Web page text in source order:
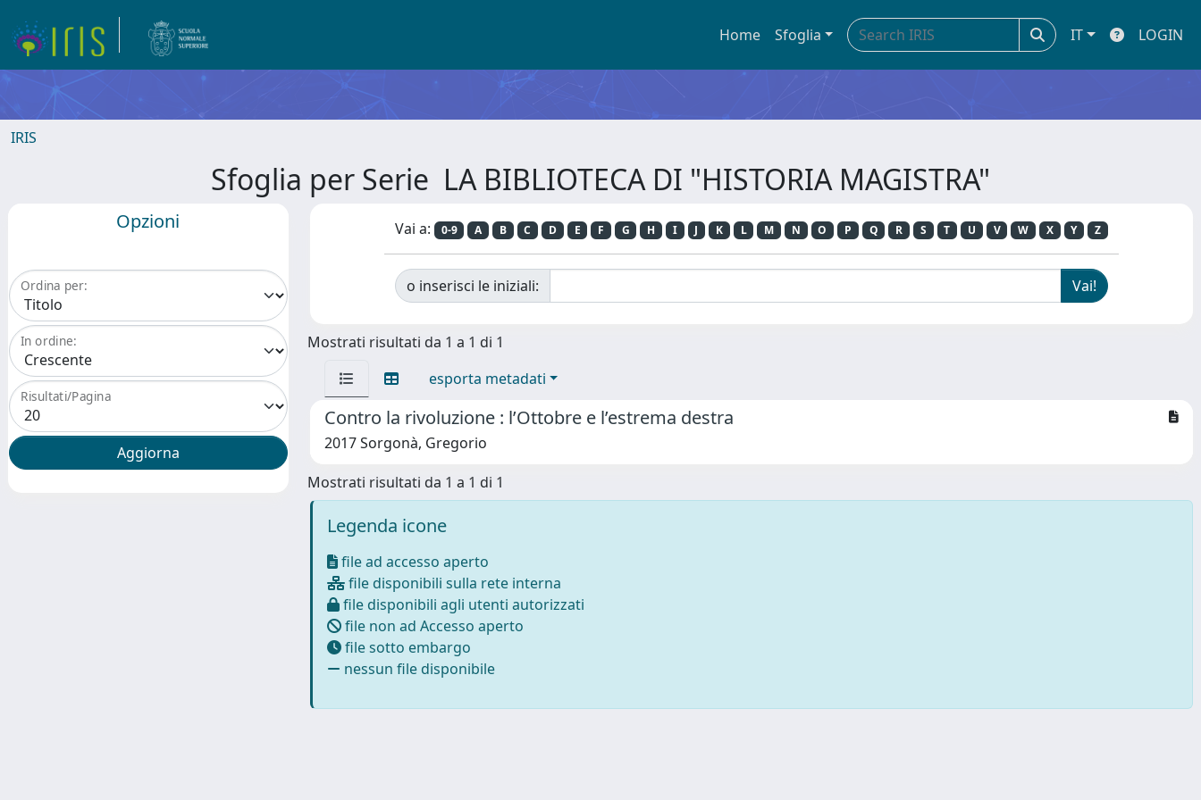
Home Sfoglia IT LOGIN
IRIS
Sfoglia per Serie LA BIBLIOTECA DI "HISTORIA MAGISTRA"
Opzioni
Ordina per:
In ordine:
Risultati/Pagina
Vai a: 0-9 A B C D E F G H I J K L M N O P Q R S T U V W X Y Z
o inserisci le iniziali:
Mostrati risultati da 1 a 1 di 1
esporta metadati
Contro la rivoluzione : l’Ottobre e l’estrema destra
2017 Sorgonà, Gregorio
Mostrati risultati da 1 a 1 di 1
Legenda icone
file ad accesso aperto
file disponibili sulla rete interna
file disponibili agli utenti autorizzati
file non ad Accesso aperto
file sotto embargo
nessun file disponibile